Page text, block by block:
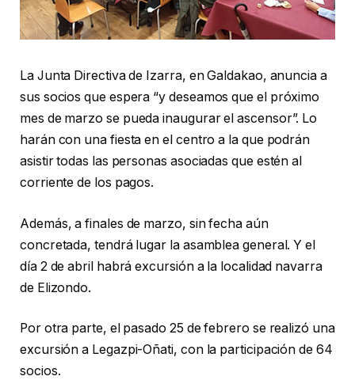
La Junta Directiva de Izarra, en Galdakao, anuncia a
sus socios que espera “y deseamos que el próximo
mes de marzo se pueda inaugurar el ascensor”. Lo
harán con una fiesta en el centro a la que podrán
asistir todas las personas asociadas que estén al
corriente de los pagos.
Además, a finales de marzo, sin fecha aún
concretada, tendrá lugar la asamblea general. Y el
día 2 de abril habrá excursión a la localidad navarra
de Elizondo.
Por otra parte, el pasado 25 de febrero se realizó una
excursión a Legazpi-Oñati, con la participación de 64
socios.